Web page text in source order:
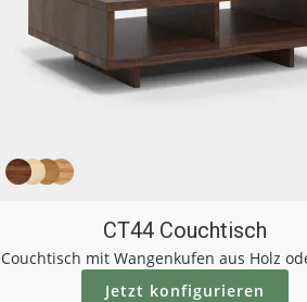
CT44 Couchtisch
Couchtisch mit Wangenkufen aus Holz
Jetzt konfigurieren